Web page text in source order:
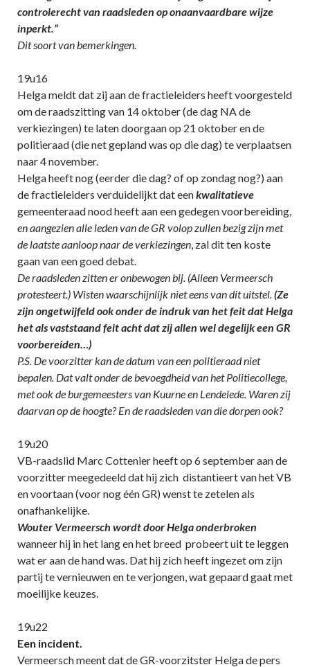
controlerecht van raadsleden op onaanvaardbare wijze
inperkt.”
Dit soort van bemerkingen.
19u16
Helga meldt dat zij aan de fractieleiders heeft voorgesteld
om de raadszitting van 14 oktober (de dag NA de
verkiezingen) te laten doorgaan op 21 oktober en de
politieraad (die net gepland was op die dag) te verplaatsen
naar 4 november.
Helga heeft nog (eerder die dag? of op zondag nog?) aan
de fractieleiders verduidelijkt dat eenkwalitatieve
gemeenteraad nood heeft aan een gedegen voorbereiding,
en aangezien alle leden van de GR volop zullen bezig zijn met
de laatste aanloop naar de verkiezingen, zal dit ten koste
gaan van een goed debat.
De raadsleden zitten er onbewogen bij. (Alleen Vermeersch
protesteert.) Wisten waarschijnlijk niet eens van dit uitstel.(Ze
zijn ongetwijfeld ook onder de indruk van het feit dat Helga
het als vaststaand feit acht dat zij allen wel degelijk een GR
voorbereiden…)
P.S. De voorzitter kan de datum van een politieraad niet
bepalen. Dat valt onder de bevoegdheid van het Politiecollege,
met ook de burgemeesters van Kuurne en Lendelede. Waren zij
daarvan op de hoogte? En de raadsleden van die dorpen ook?
19u20
VB-raadslid Marc Cottenier heeft op 6 september aan de
voorzitter meegedeeld dat hij zich distantieert van het VB
en voortaan (voor nog één GR) wenst te zetelen als
onafhankelijke.
Wouter Vermeersch wordt door Helga onderbroken
wanneer hij in het lang en het breed probeert uit te leggen
wat er aan de hand was. Dat hij zich heeft ingezet om zijn
partij te vernieuwen en te verjongen, wat gepaard gaat met
moeilijke keuzes.
19u22
Een incident.
Vermeersch meent dat de GR-voorzitster Helga de pers